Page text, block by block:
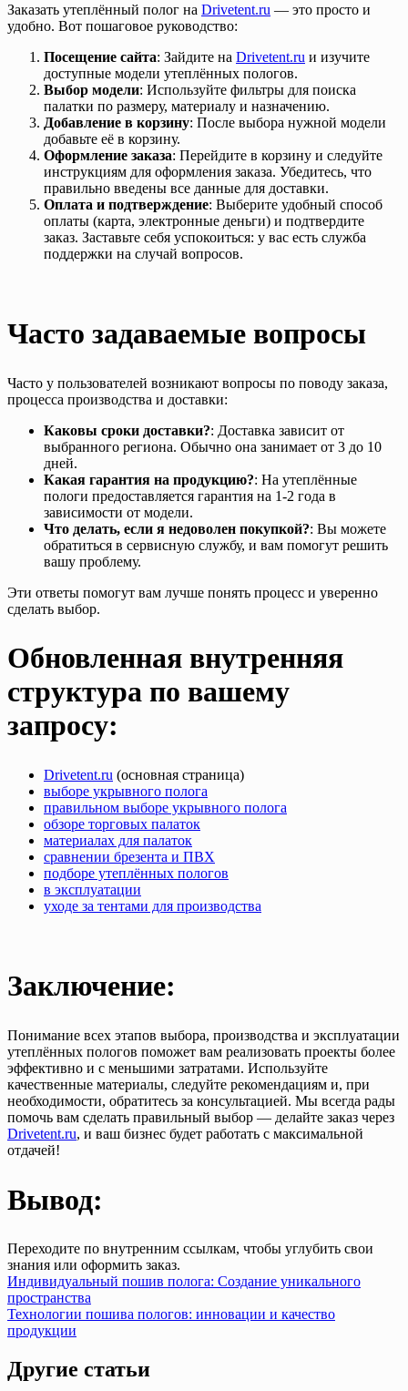
Заказать утеплённый полог на Drivetent.ru — это просто и
удобно. Вот пошаговое руководство:
Посещение сайта: Зайдите на Drivetent.ru и изучите
доступные модели утеплённых пологов.
Выбор модели: Используйте фильтры для поиска
палатки по размеру, материалу и назначению.
Добавление в корзину: После выбора нужной модели
добавьте её в корзину.
Оформление заказа: Перейдите в корзину и следуйте
инструкциям для оформления заказа. Убедитесь, что
правильно введены все данные для доставки.
Оплата и подтверждение: Выберите удобный способ
оплаты (карта, электронные деньги) и подтвердите
заказ. Заставьте себя успокоиться: у вас есть служба
поддержки на случай вопросов.
Часто задаваемые вопросы
Часто у пользователей возникают вопросы по поводу заказа,
процесса производства и доставки:
Каковы сроки доставки?: Доставка зависит от
выбранного региона. Обычно она занимает от 3 до 10
дней.
Какая гарантия на продукцию?: На утеплённые
пологи предоставляется гарантия на 1-2 года в
зависимости от модели.
Что делать, если я недоволен покупкой?: Вы можете
обратиться в сервисную службу, и вам помогут решить
вашу проблему.
Эти ответы помогут вам лучше понять процесс и уверенно
сделать выбор.
Обновленная внутренняя
структура по вашему
запросу:
Drivetent.ru (основная страница)
выборе укрывного полога
правильном выборе укрывного полога
обзоре торговых палаток
материалах для палаток
сравнении брезента и ПВХ
подборе утеплённых пологов
в эксплуатации
уходе за тентами для производства
Заключение:
Понимание всех этапов выбора, производства и эксплуатации
утеплённых пологов поможет вам реализовать проекты более
эффективно и с меньшими затратами. Используйте
качественные материалы, следуйте рекомендациям и, при
необходимости, обратитесь за консультацией. Мы всегда рады
помочь вам сделать правильный выбор — делайте заказ через
Drivetent.ru, и ваш бизнес будет работать с максимальной
отдачей!
Вывод:
Переходите по внутренним ссылкам, чтобы углубить свои
знания или оформить заказ.
Навигация
по
записям
Индивидуальный пошив полога: Создание уникального
пространства
Технологии пошива пологов: инновации и качество
продукции
Другие статьи